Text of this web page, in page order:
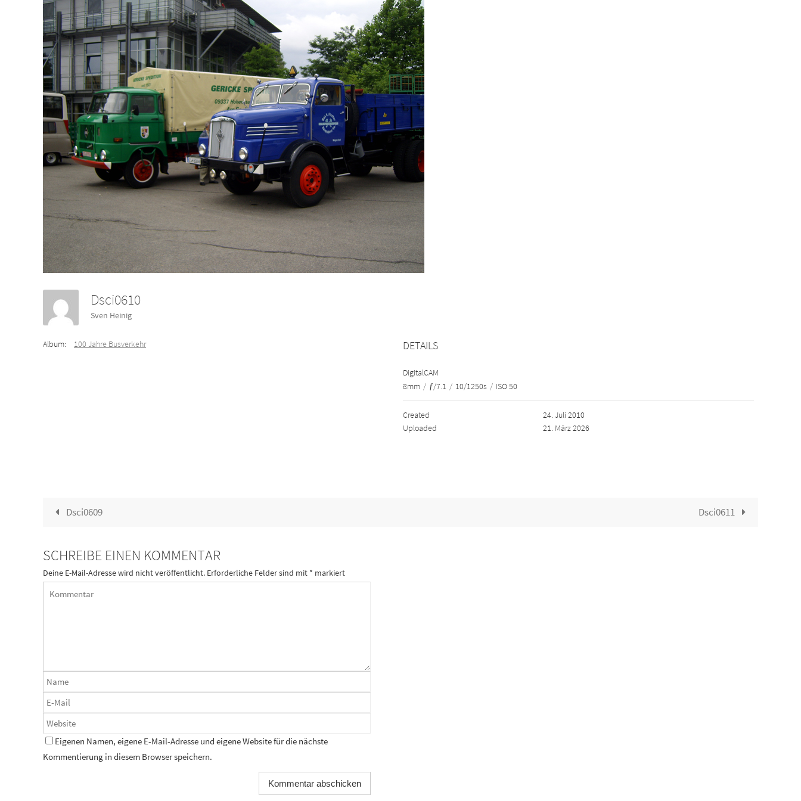
Dsci0610
Sven Heinig
Album: 100 Jahre Busverkehr DETAILS
DigitalCAM
8mm / ƒ/7.1 / 10/1250s / ISO 50
Created
24. Juli 2010
Uploaded
21. März 2026
Dsci0609 Dsci0611
SCHREIBE EINEN KOMMENTAR
Deine E-Mail-Adresse wird nicht veröffentlicht. Erforderliche Felder sind mit * markiert
Eigenen Namen, eigene E-Mail-Adresse und eigene Website für die nächste
Kommentierung in diesem Browser speichern.